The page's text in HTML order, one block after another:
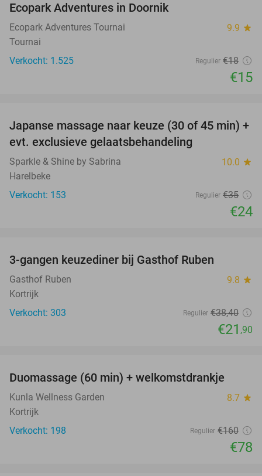
Ecopark Adventures in Doornik
Ecopark Adventures Tournai 9.9 star
Tournai
Verkocht: 1.525
Regulier €18
€15
31%
Japanse massage naar keuze (30 of 45 min) +
evt. exclusieve gelaatsbehandeling
Sparkle & Shine by Sabrina 10.0 star
Harelbeke
Verkocht: 153
Regulier €35
€24
3-gangen keuzediner bij Gasthof Ruben
Gasthof Ruben 9.8 star
Kortrijk
Verkocht: 303
Regulier €38,40
€21 ,90
Duomassage (60 min) + welkomstdrankje
Kunla Wellness Garden 8.7 star
Kortrijk
Verkocht: 198
Regulier €160
€78